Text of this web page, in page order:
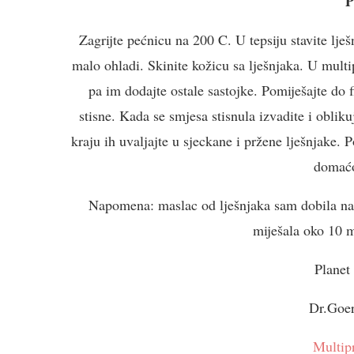
Zagrijte pećnicu na 200 C. U tepsiju stavite
malo ohladi. Skinite kožicu sa lješnjaka. U
pa im dodajte ostale sastojke. Pomiješajte do
stisne. Kada se smjesa stisnula izvadite i
kraju ih uvaljajte u sjeckane i pržene lješnjake.
Napomena: maslac od lješnjaka sam dobila
miješala oko 10